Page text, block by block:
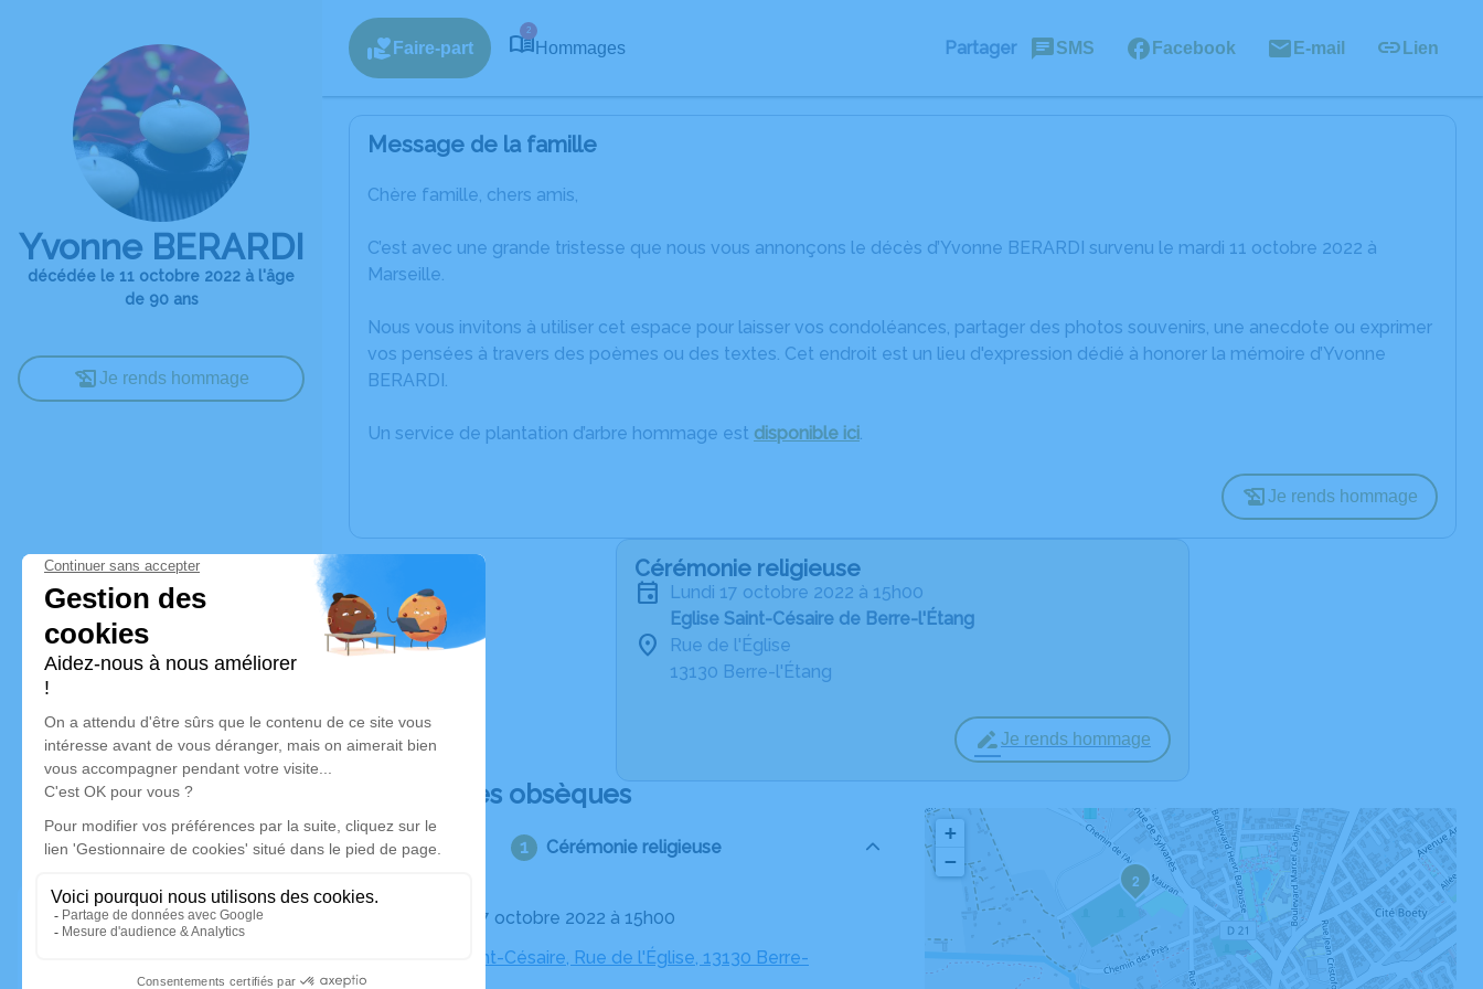
Yvonne BERARDI
décédée le 11 octobre 2022 à l'âge
de 90 ans
Je rends hommage
Faire-part
2
Hommages Partager SMS Facebook E-mail Lien
Message de la famille
Chère famille, chers amis,
C’est avec une grande tristesse que nous vous annonçons le décès d’Yvonne BERARDI survenu le mardi 11 octobre 2022 à
Marseille.
Nous vous invitons à utiliser cet espace pour laisser vos condoléances, partager des photos souvenirs, une anecdote ou exprimer
vos pensées à travers des poèmes ou des textes. Cet endroit est un lieu d'expression dédié à honorer la mémoire d’Yvonne
BERARDI.
Un service de plantation d’arbre hommage est disponible ici.
Je rends hommage
Cérémonie religieuse
lundi 17 octobre 2022 à 15h00
Eglise Saint-Césaire de Berre-l'Étang
Rue de l'Église
13130 Berre-l'Étang
Je rends hommage
Déroulé des obsèques
Cérémonie religieuse
Le lundi 17 octobre 2022 à 15h00
Eglise Saint-Césaire, Rue de l'Église, 13130 Berre-
2
+
−